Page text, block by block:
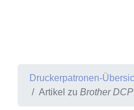
Druckerpatronen-
Artikel zu Brother